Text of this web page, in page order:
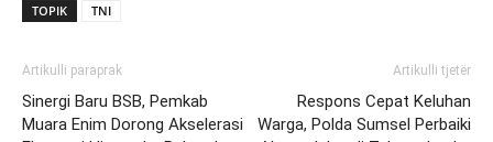
TOPIK TNI
Artikulli paraprak
Sinergi Baru BSB, Pemkab
Muara Enim Dorong Akselerasi
Artikulli tjetër
Respons Cepat Keluhan
Warga, Polda Sumsel Perbaiki